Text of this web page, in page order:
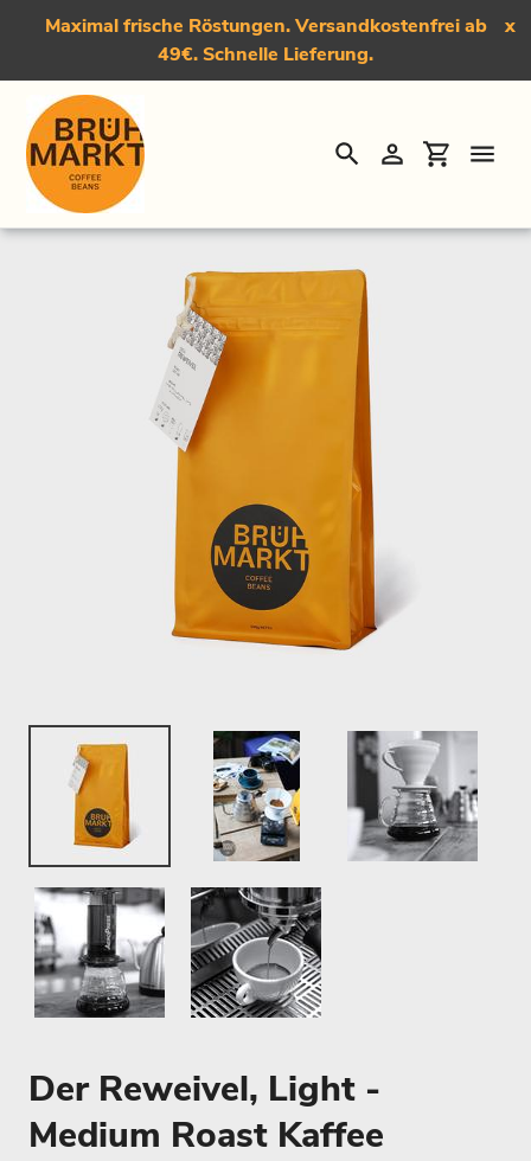
Direkt
Maximal frische Röstungen. Versandkostenfrei ab
49€. Schnelle Lieferung.
x
SuchenEinloggen
Startseite › Der Reweivel, Light - Medium Roast Kaffee
Der Reweivel, Light -
Medium Roast Kaffee